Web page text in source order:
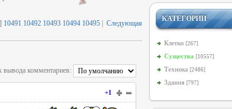
10491 10492 10493 10494 10495| Следующая
вывода комментариев:
+1
КАТЕГОРИИ
Клетки [267]
Существа [10557]
Техника [2486]
Здания [797]